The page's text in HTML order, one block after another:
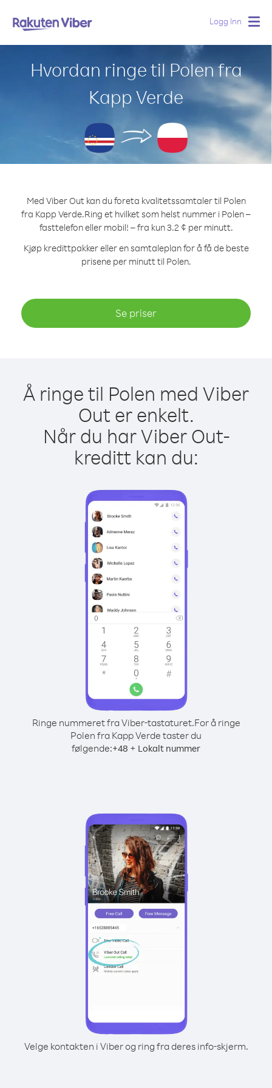
Logg Inn
Hvordan ringe til Polen fra
Kapp Verde
Med Viber Out kan du foreta kvalitetssamtaler til Polen
fra Kapp Verde.Ring et hvilket som helst nummer i Polen –
fasttelefon eller mobil! – fra kun 3.2 ¢ per minutt.
Kjøp kredittpakker eller en samtaleplan for å få de beste
prisene per minutt til Polen.
Se priser
Å ringe til Polen med Viber
Out er enkelt.
Når du har Viber Out-
kreditt kan du:
Ringe nummeret fra Viber-tastaturet.For å ringe
Polen fra Kapp Verde taster du
følgende:+48 + Lokalt nummer
Velge kontakten i Viber og ring fra deres info-skjerm.